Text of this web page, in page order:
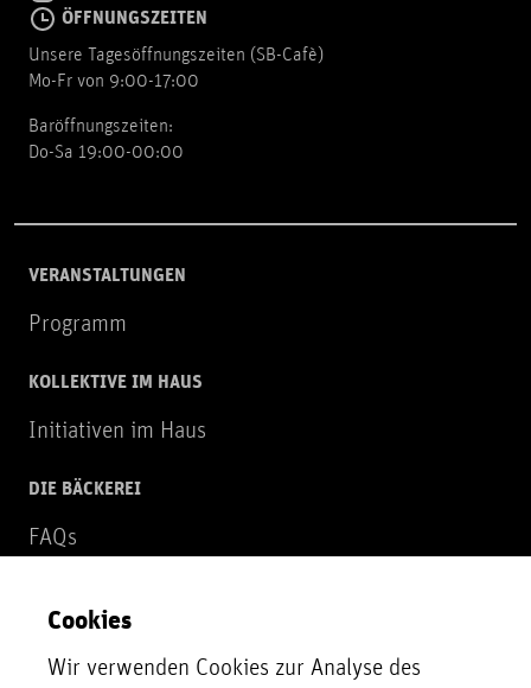
ÖFFNUNGSZEITEN
Unsere Tagesöffnungszeiten (SB-Cafè)
Mo-Fr von 9:00-17:00
Baröffnungszeiten:
Do-Sa 19:00-00:00
VERANSTALTUNGEN
Programm
KOLLEKTIVE IM HAUS
Initiativen im Haus
DIE BÄCKEREI
FAQs
NEWSLETTER
Zur Newsletter Anmeldung
Cookies
Wir verwenden Cookies zur Analyse des